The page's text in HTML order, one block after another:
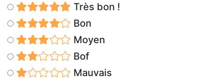
Très bon !
Bon
Moyen
Bof
Mauvais